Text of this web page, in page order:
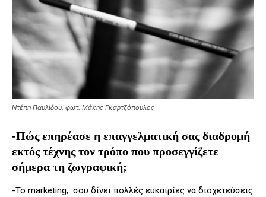
Ντέπη Παυλίδου, φωτ. Μάκης Γκαρτζόπουλος
-Πώς επηρέασε η επαγγελματική σας διαδρομή
εκτός τέχνης τον τρόπο που προσεγγίζετε
σήμερα τη ζωγραφική;
-Το marketing, σου δίνει πολλές ευκαιρίες να διοχετεύσεις